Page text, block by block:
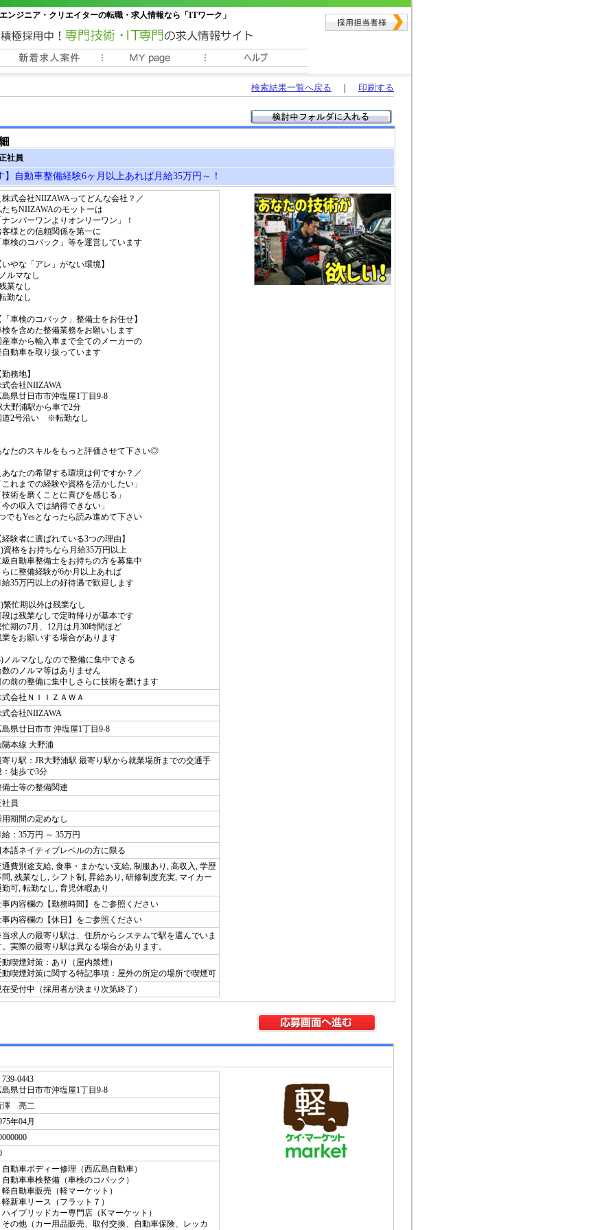
エンジニア・クリエイターの転職・求人情報なら「ITワーク」
常時3000件以上の求人情報掲載中
検索結果一覧へ戻る ｜ 印刷する
社員
自動車整備経験6ヶ月以上あれば月給35万円～！
株式会社NIIZAWAってどんな会社？／
たちNIIZAWAのモットーは
ナンバーワンよりオンリーワン」！
客様との信頼関係を第一に
車検のコバック」等を運営しています
いやな「アレ」がない環境】
ルマなし
業なし
勤なし
「車検のコバック」整備士をお任せ】
検を含めた整備業務をお願いします
産車から輸入車まで全てのメーカーの
自動車を取り扱っています
務地】
式会社NIIZAWA
島県廿日市市沖塩屋1丁目9-8
大野浦駅から車で2分
道2号沿い ※転勤なし
なたのスキルをもっと評価させて下さい◎
あなたの希望する環境は何ですか？／
これまでの経験や資格を活かしたい」
技術を磨くことに喜びを感じる」
今の収入では納得できない」
でもYesとなったら読み進めて下さい
経験者に選ばれている3つの理由】
資格をお持ちなら月給35万円以上
級自動車整備士をお持ちの方を募集中
らに整備経験が6か月以上あれば
給35万円以上の好待遇で歓迎します
繁忙期以外は残業なし
段は残業なしで定時帰りが基本です
忙期の7月、12月は月30時間ほど
業をお願いする場合があります
ノルマなしなので整備に集中できる
数のノルマ等はありません
の前の整備に集中しさらに技術を磨けます
式会社ＮＩＩＺＡＷＡ
式会社NIIZAWA
島県廿日市市 沖塩屋1丁目9-8
陽本線 大野浦
寄り駅：JR大野浦駅 最寄り駅から就業場所までの交通手
：徒歩で3分
備士等の整備関連
社員
用期間の定めなし
給：35万円 ～ 35万円
本語ネイティブレベルの方に限る
通費別途支給, 食事・まかない支給, 制服あり, 高収入, 学歴
問, 残業なし, シフト制, 昇給あり, 研修制度充実, マイカー
勤可, 転勤なし, 育児休暇あり
事内容欄の【勤務時間】をご参照ください
事内容欄の【休日】をご参照ください
求人の最寄り駅は、住所からシステムで駅を選んでいま
。実際の最寄り駅は異なる場合があります。
動喫煙対策：あり（屋内禁煙）
動喫煙対策に関する特記事項：屋外の所定の場所で喫煙可
在受付中（採用者が決まり次第終了）
739-0443
島県廿日市市沖塩屋1丁目9-8
澤 亮二
年04月
自動車ボディー修理（西広島自動車）
自動車車検整備（車検のコバック）
軽自動車販売（軽マーケット）
軽新車リース（フラット７）
ハイブリッドカー専門店（Kマーケット）
その他（カー用品販売、取付交換、自動車保険、レッカ